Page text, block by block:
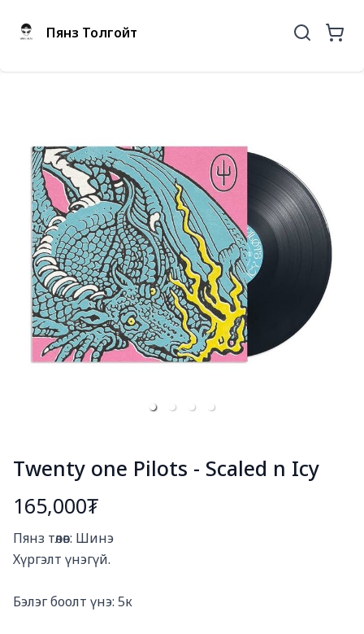
Пянз Толгойт
Twenty one Pilots - Scaled n Icy
165,000₮
Пянз төлөв: Шинэ
Хүргэлт үнэгүй.
Бэлэг боолт үнэ: 5к